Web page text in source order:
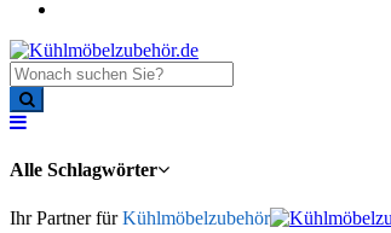
Alle Schlagwörter
Ihr Partner fürKühlmöbelzubehör